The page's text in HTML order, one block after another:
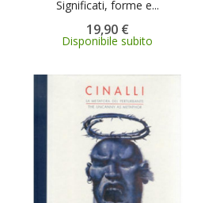
Significati, forme e...
19,90 €
Disponibile subito